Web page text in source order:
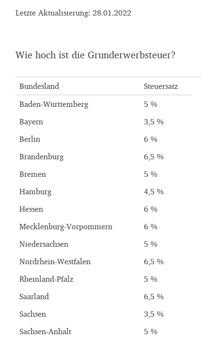
Letzte Aktualisierung: 28.01.2022
Wie hoch ist die Grunderwerbsteuer?
Bundesland
Steuersatz
Baden-Württemberg
5%
Bayern
3,5%
Berlin
6%
Brandenburg
6,5%
Bremen
5%
Hamburg
4,5%
Hessen
6%
Mecklenburg-Vorpommern
6%
Niedersachsen
5%
Nordrhein-Westfalen
6,5%
Rheinland-Pfalz
5%
Saarland
6,5%
Sachsen
3,5%
Sachsen-Anhalt
5%